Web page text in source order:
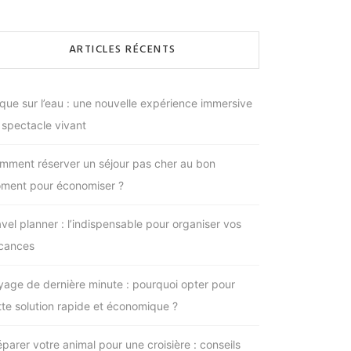
ARTICLES RÉCENTS
sur l’eau : une nouvelle expérience immersive
vivant
réserver un séjour pas cher au bon
pour économiser ?
planner : l’indispensable pour organiser vos
de dernière minute : pourquoi opter pour
solution rapide et économique ?
votre animal pour une croisière : conseils